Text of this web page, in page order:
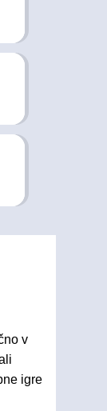
v
igre